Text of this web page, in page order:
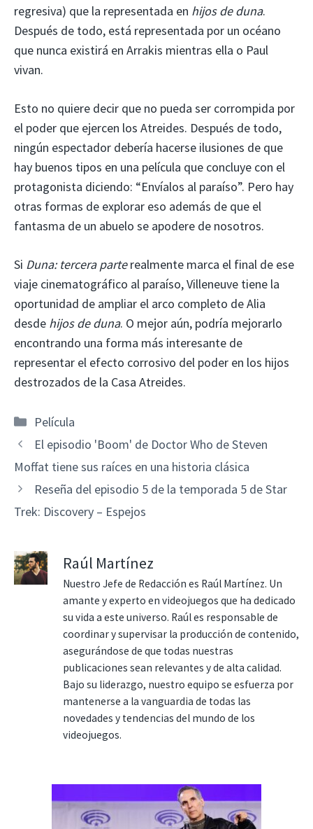
regresiva) que la representada en hijos de duna.
Después de todo, está representada por un océano
que nunca existirá en Arrakis mientras ella o Paul
vivan.
Esto no quiere decir que no pueda ser corrompida por
el poder que ejercen los Atreides. Después de todo,
ningún espectador debería hacerse ilusiones de que
hay buenos tipos en una película que concluye con el
protagonista diciendo: “Envíalos al paraíso”. Pero hay
otras formas de explorar eso además de que el
fantasma de un abuelo se apodere de nosotros.
Si Duna: tercera parterealmente marca el final de ese
viaje cinematográfico al paraíso, Villeneuve tiene la
oportunidad de ampliar el arco completo de Alia
desde hijos de duna. O mejor aún, podría mejorarlo
encontrando una forma más interesante de
representar el efecto corrosivo del poder en los hijos
destrozados de la Casa Atreides.
Categorías
Película
El episodio 'Boom' de Doctor Who de Steven
Moffat tiene sus raíces en una historia clásica
Reseña del episodio 5 de la temporada 5 de Star
Trek: Discovery – Espejos
Raúl Martínez
Nuestro Jefe de Redacción es Raúl Martínez. Un
amante y experto en videojuegos que ha dedicado
su vida a este universo. Raúl es responsable de
coordinar y supervisar la producción de contenido,
asegurándose de que todas nuestras
publicaciones sean relevantes y de alta calidad.
Bajo su liderazgo, nuestro equipo se esfuerza por
mantenerse a la vanguardia de todas las
novedades y tendencias del mundo de los
videojuegos.